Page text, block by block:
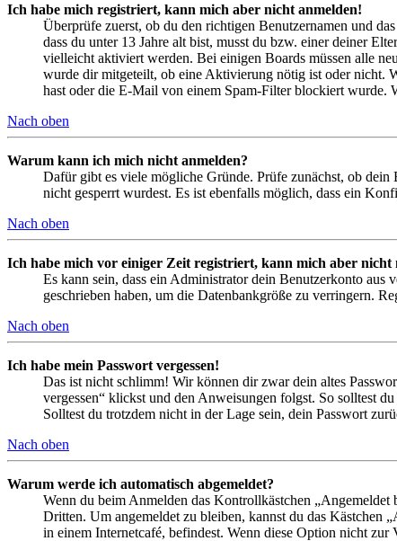
Ich habe mich registriert, kann mich aber nicht anmelden!
Überprüfe zuerst, ob du den richtigen Benutzernamen und
dass du unter 13 Jahre alt bist, musst du bzw. einer deiner
vielleicht aktiviert werden. Bei einigen Boards müssen alle
wurde dir mitgeteilt, ob eine Aktivierung nötig ist oder nicht.
hast oder die E-Mail von einem Spam-Filter blockiert wurde.
Nach oben
Warum kann ich mich nicht anmelden?
Dafür gibt es viele mögliche Gründe. Prüfe zunächst, ob
nicht gesperrt wurdest. Es ist ebenfalls möglich, dass ein
Nach oben
Ich habe mich vor einiger Zeit registriert, kann mich aber nicht
Es kann sein, dass ein Administrator dein Benutzerkonto
geschrieben haben, um die Datenbankgröße zu verringern.
Nach oben
Ich habe mein Passwort vergessen!
Das ist nicht schlimm! Wir können dir zwar dein altes
vergessen“ klickst und den Anweisungen folgst. So solltest
Solltest du trotzdem nicht in der Lage sein, dein Passwort
Nach oben
Warum werde ich automatisch abgemeldet?
Wenn du beim Anmelden das Kontrollkästchen
Dritten. Um angemeldet zu bleiben, kannst du das Kästchen
in einem Internetcafé, befindest. Wenn diese Option nicht